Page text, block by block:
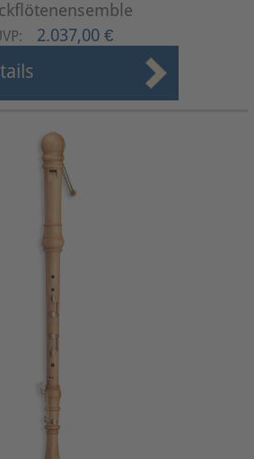
2.037,00 €